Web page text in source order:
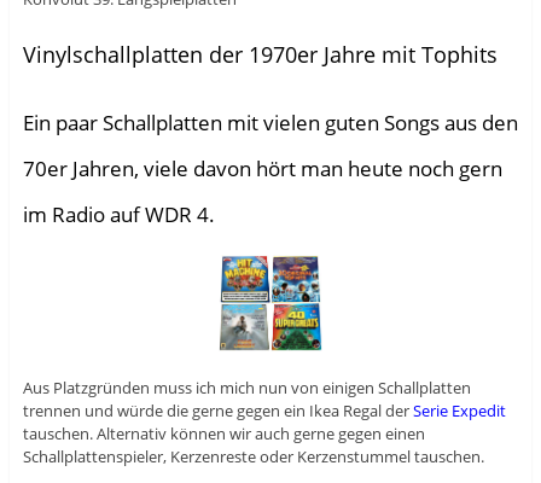
Vinylschallplatten der 1970er Jahre mit Tophits
Ein paar Schallplatten mit vielen guten Songs aus den
70er Jahren, viele davon hört man heute noch gern
im Radio auf WDR 4.
Aus Platzgründen muss ich mich nun von einigen Schallplatten
trennen und würde die gerne gegen ein Ikea Regal derSerie Expedit
tauschen. Alternativ können wir auch gerne gegen einen
Schallplattenspieler, Kerzenreste oder Kerzenstummel tauschen.